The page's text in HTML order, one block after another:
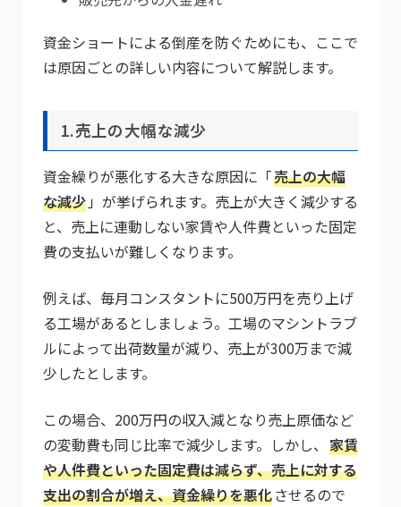
資金ショートによる倒産を防ぐためにも、ここで
は原因ごとの詳しい内容について解説します。
1.売上の大幅な減少
資金繰りが悪化する大きな原因に「売上の大幅
な減少 」が挙げられます。売上が大きく減少する
と、売上に連動しない家賃や人件費といった固定
費の支払いが難しくなります。
例えば、毎月コンスタントに500万円を売り上げ
る工場があるとしましょう。工場のマシントラブ
ルによって出荷数量が減り、売上が300万まで減
少したとします。
この場合、200万円の収入減となり売上原価など
の変動費も同じ比率で減少します。しかし、 家賃
や人件費といった固定費は減らず、売上に対する
支出の割合が増え、資金繰りを悪化させるので